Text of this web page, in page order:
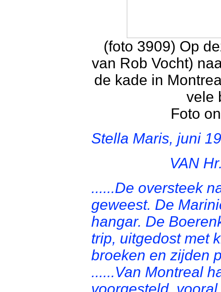
(foto 3909) Op
van Rob Vocht)
de kade in
vele
Foto
Stella Maris, juni
VAN
......De oversteek
geweest. De
hangar. De
trip, uitgedost met
broeken en zijden
......Van Montreal